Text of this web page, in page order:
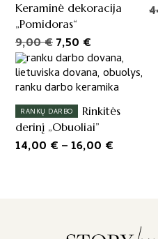
Keraminė dekoracija
„Pomidoras“
9,00€Original
price
was:
9,00 €.
7,50 €
price
is:
7,50 €.
RANKŲ DARBO
Rinkitės
derinį „Obuoliai”
14,00 € –16,00 €